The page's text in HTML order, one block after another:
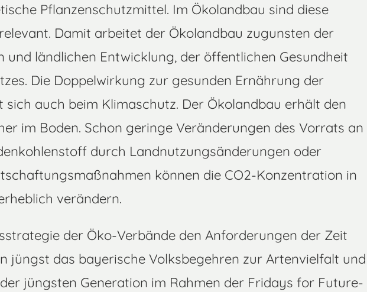
Pflanzenschutzmittel. Im Ökolandbau sind diese
Damit arbeitet der Ökolandbau zugunsten der
und ländlichen Entwicklung, der öffentlichen Gesundheit
Die Doppelwirkung zur gesunden Ernährung der
sich auch beim Klimaschutz. Der Ökolandbau erhält den
im Boden. Schon geringe Veränderungen des Vorrats an
durch Landnutzungsänderungen oder
können die CO2-Konzentration in
verändern.
der Öko-Verbände den Anforderungen der Zeit
jüngst das bayerische Volksbegehren zur Artenvielfalt und
jüngsten Generation im Rahmen der Fridays for Future-